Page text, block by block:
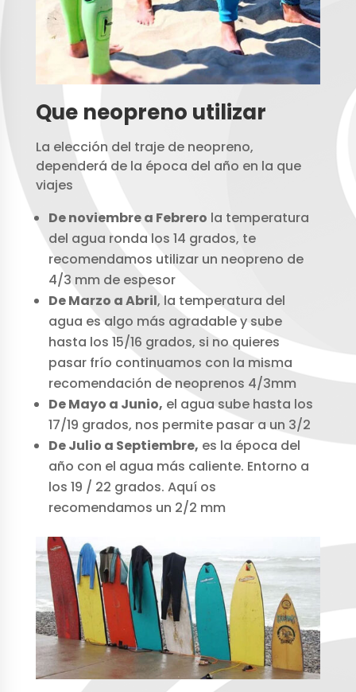
Que neopreno utilizar
La elección del traje de neopreno,
dependerá de la época del año en la que
viajes
De noviembre a Febrero la temperatura
del agua ronda los 14 grados, te
recomendamos utilizar un neopreno de
4/3 mm de espesor
De Marzo a Abril, la temperatura del
agua es algo más agradable y sube
hasta los 15/16 grados, si no quieres
pasar frío continuamos con la misma
recomendación de neoprenos 4/3mm
De Mayo a Junio, el agua sube hasta los
17/19 grados, nos permite pasar a un 3/2
De Julio a Septiembre, es la época del
año con el agua más caliente. Entorno a
los 19 / 22 grados. Aquí os
recomendamos un 2/2 mm